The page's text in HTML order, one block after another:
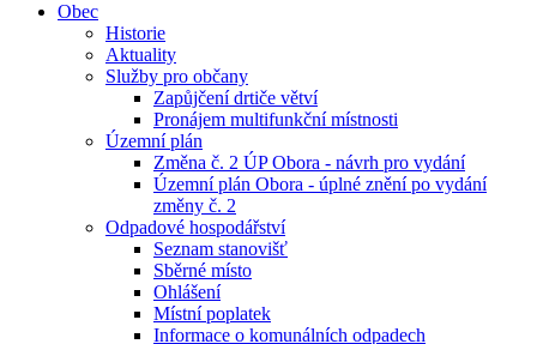
Obec
Historie
Aktuality
Služby pro občany
Zapůjčení drtiče větví
Pronájem multifunkční místnosti
Územní plán
Změna č. 2 ÚP Obora - návrh pro vydání
Územní plán Obora - úplné znění po vydání
změny č. 2
Odpadové hospodářství
Seznam stanovišť
Sběrné místo
Ohlášení
Místní poplatek
Informace o komunálních odpadech